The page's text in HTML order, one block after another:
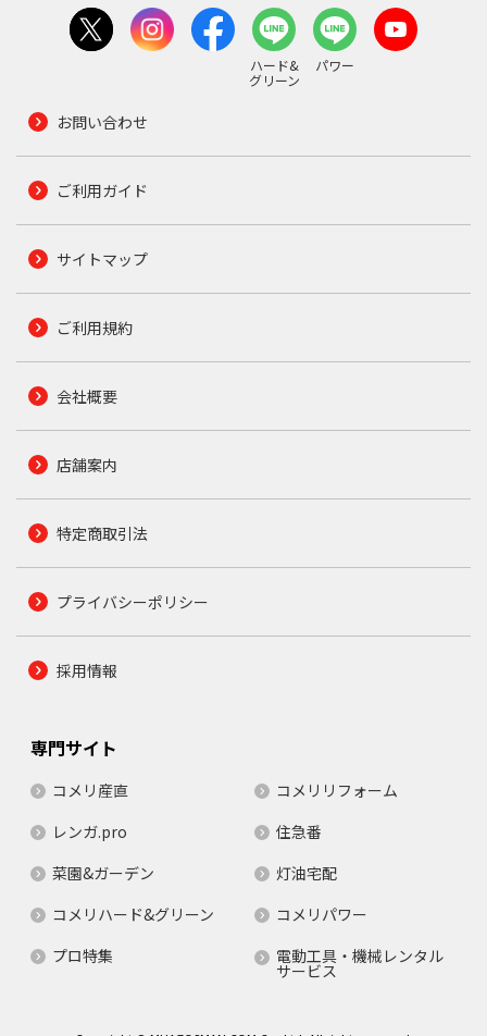
ハード&
グリーン
パワー
お問い合わせ
ご利用ガイド
サイトマップ
ご利用規約
会社概要
店舗案内
特定商取引法
プライバシーポリシー
採用情報
専門サイト
コメリ産直
コメリリフォーム
レンガ.pro
住急番
菜園&ガーデン
灯油宅配
コメリハード&グリーン
コメリパワー
プロ特集
電動工具・機械レンタル
サービス